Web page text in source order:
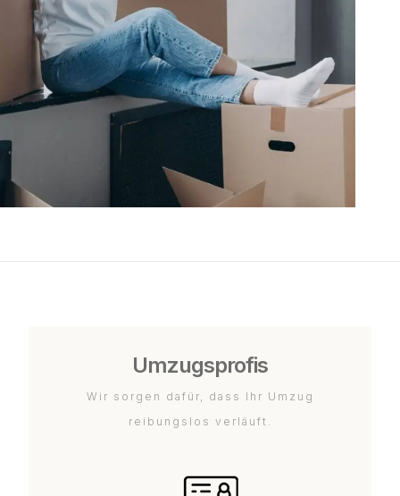
Umzugsprofis
Wir sorgen dafür, dass Ihr Umzug
reibungslos verläuft.